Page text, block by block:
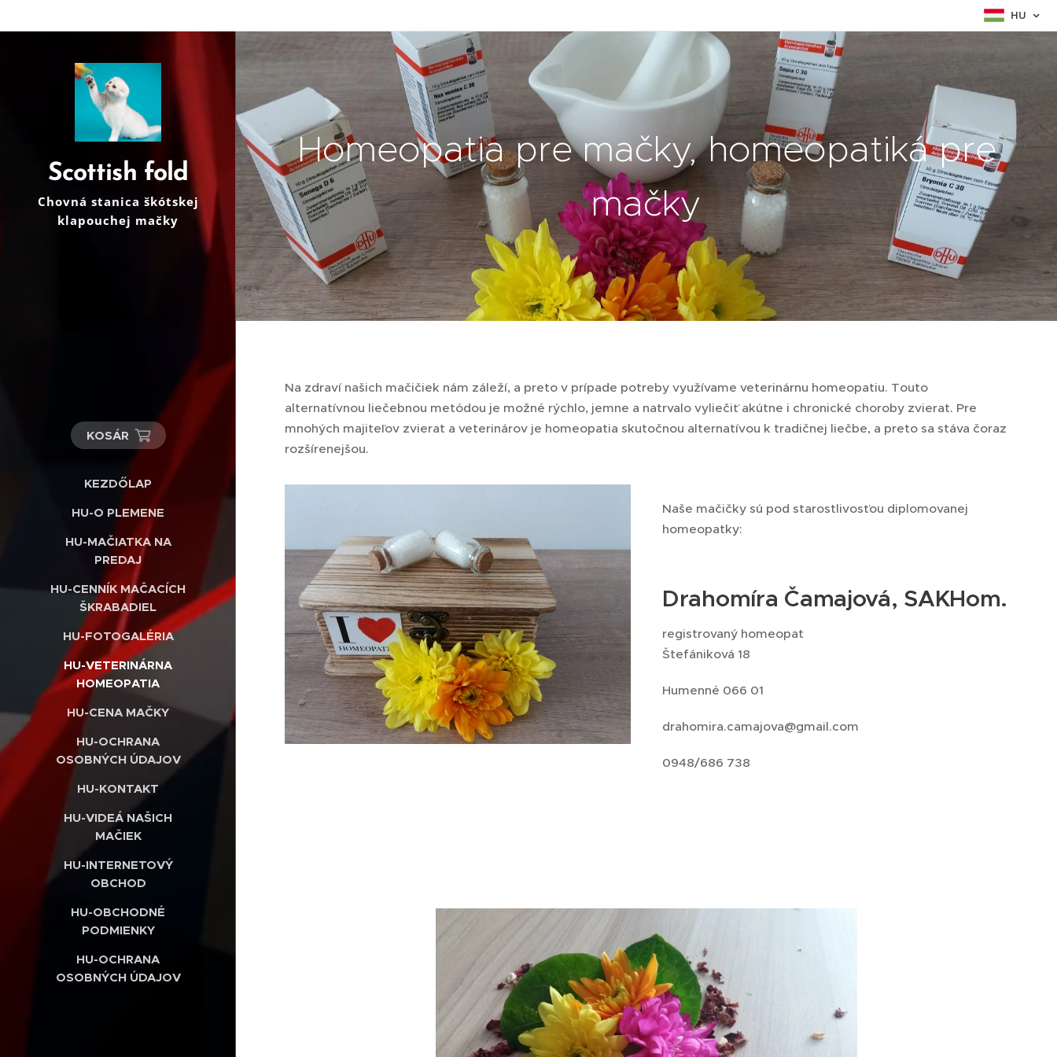
HU
Scottish fold
Chovná stanica škótskej
klapouchej mačky
KOSÁR
KEZDŐLAP
HU-O PLEMENE
HU-MAČIATKA NA
PREDAJ
HU-CENNÍK MAČACÍCH
ŠKRABADIEL
HU-FOTOGALÉRIA
HU-VETERINÁRNA
HOMEOPATIA
HU-CENA MAČKY
HU-OCHRANA
OSOBNÝCH ÚDAJOV
HU-KONTAKT
HU-VIDEÁ NAŠICH
MAČIEK
HU-INTERNETOVÝ
OBCHOD
HU-OBCHODNÉ
PODMIENKY
HU-OCHRANA
OSOBNÝCH ÚDAJOV
Homeopatia pre mačky, homeopatiká pre
mačky
Na zdraví našich mačičiek nám záleží, a preto v prípade potreby využívame veterinárnu homeopatiu. Touto
alternatívnou liečebnou metódou je možné rýchlo, jemne a natrvalo vyliečiť akútne i chronické choroby zvierat. Pre
mnohých majiteľov zvierat a veterinárov je homeopatia skutočnou alternatívou k tradičnej liečbe, a preto sa stáva čoraz
rozšírenejšou.
Naše mačičky sú pod starostlivosťou diplomovanej
homeopatky:
Drahomíra Čamajová, SAKHom.
registrovaný homeopat
Štefániková 18
Humenné 066 01
drahomira.camajova@gmail.com
0948/686 738